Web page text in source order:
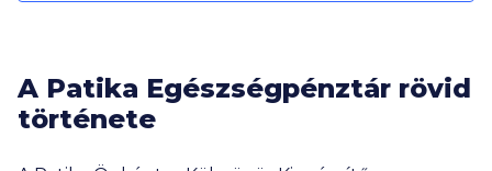
A Patika Egészségpénztár rövid
története